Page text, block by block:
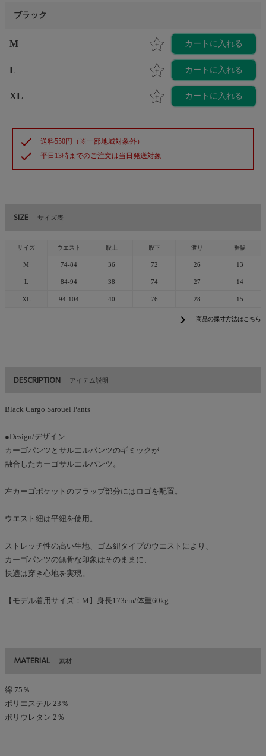
ブラック
M カートに入れる
L カートに入れる
XL カートに入れる
check 送料550円（※一部地域対象外）
check 平日13時までのご注文は当日発送対象
SIZE サイズ表
サイズ ウエスト 股上 股下 渡り 裾幅
M 74-84 36 72 26 13
L 84-94 38 74 27 14
XL 94-104 40 76 28 15
chevron_right 商品の採寸方法はこちら
DESCRIPTION アイテム説明
Black Cargo Sarouel Pants
●Design/デザイン
カーゴパンツとサルエルパンツのギミックが
融合したカーゴサルエルパンツ。
左カーゴポケットのフラップ部分にはロゴを配置。
ウエスト紐は平紐を使用。
ストレッチ性の高い生地、ゴム紐タイプのウエストにより、
カーゴパンツの無骨な印象はそのままに、
快適は穿き心地を実現。
【モデル着用サイズ：M】身長173cm/体重60kg
MATERIAL 素材
綿 75％
ポリエステル 23％
ポリウレタン 2％